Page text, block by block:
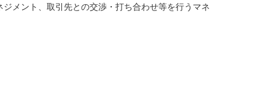
メント、取引先との交渉・打ち合わせ等を行うマネ